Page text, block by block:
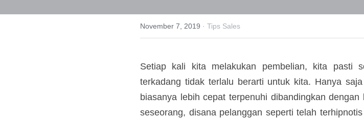
November 7, 2019· Tips Sales
Setiap kali kita melakukan pembelian, kita pasti
terkadang tidak terlalu berarti untuk kita. Hanya
biasanya lebih cepat terpenuhi dibandingkan
seseorang, disana pelanggan seperti telah